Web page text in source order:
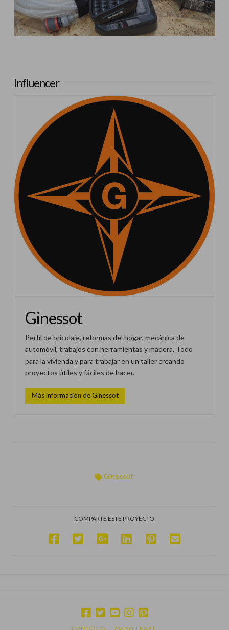
Influencer:Ginessot
Influencer
Ginessot
Perfil de bricolaje, reformas del hogar, mecánica de
automóvil, trabajos con herramientas y madera. Todo
para la vivienda y para trabajar en un taller creando
proyectos útiles y fáciles de hacer.
Más información de Ginessot
Ginessot
COMPARTE ESTE PROYECTO
CONTACTO AVISO LEGAL